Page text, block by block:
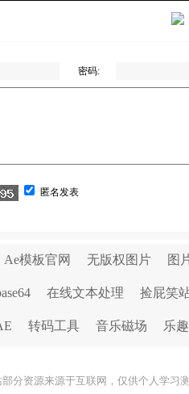
密码:
匿名发表
Ae模板官网 无版权图片 图
在线文本处理 捡屁笑
转码工具 音乐磁场 乐
部分资源来源于互联网，仅供个人学习